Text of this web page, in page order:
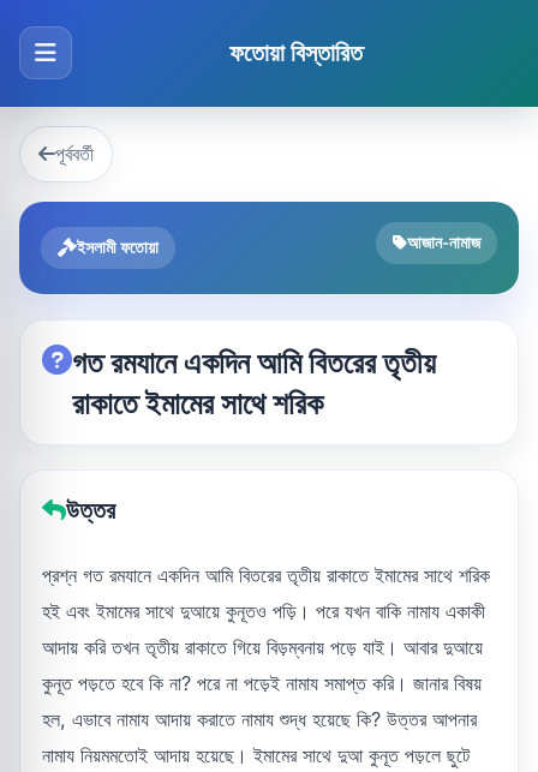
ফতোয়া বিস্তারিত
পূর্ববর্তী
ইসলামী ফতোয়া আজান-নামাজ
গত রমযানে একদিন আমি বিতরের তৃতীয়
রাকাতে ইমামের সাথে শরিক
উত্তর
প্রশ্ন গত রমযানে একদিন আমি বিতরের তৃতীয় রাকাতে ইমামের সাথে শরিক
হই এবং ইমামের সাথে দুআয়ে কুনূতও পড়ি। পরে যখন বাকি নামায একাকী
আদায় করি তখন তৃতীয় রাকাতে গিয়ে বিড়ম্বনায় পড়ে যাই। আবার দুআয়ে
কুনূত পড়তে হবে কি না? পরে না পড়েই নামায সমাপ্ত করি। জানার বিষয়
হল, এভাবে নামায আদায় করাতে নামায শুদ্ধ হয়েছে কি? উত্তর আপনার
নামায নিয়মমতোই আদায় হয়েছে। ইমামের সাথে দুআ কুনূত পড়লে ছুটে